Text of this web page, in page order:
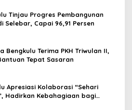
Tinjau Progres Pembangunan
Selebar, Capai 96,91 Persen
Bengkulu Terima PKH Triwulan II,
Tepat Sasaran
Apresiasi Kolaborasi “Sehari
Hadirkan Kebahagiaan bagi
Asuhan